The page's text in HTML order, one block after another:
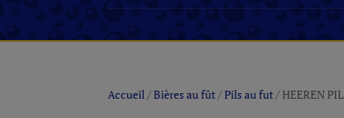
Accueil /Bières au fût /Pils au fut / HEEREN